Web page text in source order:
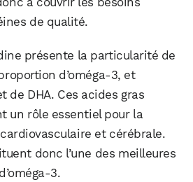
de qualité.
présente la particularité de
d’oméga-3, et
de DHA. Ces acides gras
un rôle essentiel pour la
et cérébrale.
donc l’une des meilleures
3.